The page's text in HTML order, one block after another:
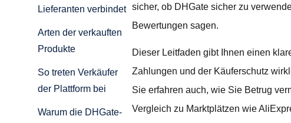
Lieferanten verbindet
Arten der verkauften
Produkte
So treten Verkäufer
der Plattform bei
Warum die DHGate-
sicher, ob DHGate sicher zu
Bewertungen sagen.
Dieser Leitfaden gibt Ihnen einen
Zahlungen und der Käuferschutz
Sie erfahren auch, wie Sie Betrug
Vergleich zu Marktplätzen wie